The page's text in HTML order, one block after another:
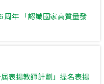
周年 「認識國家高質量發
表揚教師計劃」提名表揚